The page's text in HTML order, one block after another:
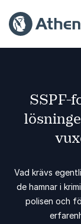
SSPF-
Vad krävs
de hamnar i
polisen och